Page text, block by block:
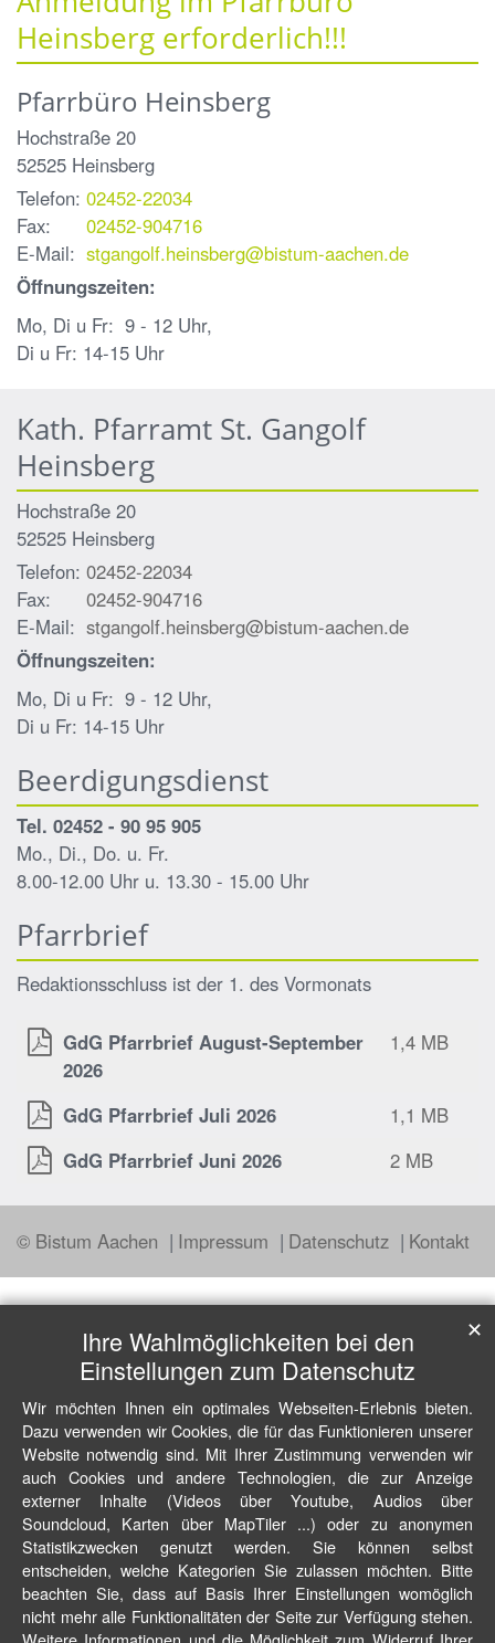
Heinsberg erforderlich!!!
Pfarrbüro Heinsberg
Hochstraße 20
52525 Heinsberg
Telefon: 02452-22034
Fax:
02452-904716
E-Mail: stgangolf.heinsberg@bistum-aachen.de
Öffnungszeiten:
Mo, Di u Fr: 9 - 12 Uhr,
Di u Fr: 14-15 Uhr
Kath. Pfarramt St. Gangolf
Heinsberg
Hochstraße 20
52525 Heinsberg
Telefon: 02452-22034
Fax:
02452-904716
E-Mail: stgangolf.heinsberg@bistum-aachen.de
Öffnungszeiten:
Mo, Di u Fr: 9 - 12 Uhr,
Di u Fr: 14-15 Uhr
Beerdigungsdienst
Tel. 02452 - 90 95 905
Mo., Di., Do. u. Fr.
8.00-12.00 Uhr u. 13.30 - 15.00 Uhr
Pfarrbrief
Redaktionsschluss ist der 1. des Vormonats
GdG Pfarrbrief August-September
2026
1,4 MB
GdG Pfarrbrief Juli 2026
1,1 MB
GdG Pfarrbrief Juni 2026
2 MB
© Bistum Aachen Impressum Datenschutz Kontakt
Ihre Wahlmöglichkeiten bei den
Einstellungen zum Datenschutz
Wir möchten Ihnen ein optimales Webseiten-Erlebnis bieten.
Dazu verwenden wir Cookies, die für das Funktionieren unserer
Website notwendig sind. Mit Ihrer Zustimmung verwenden wir
auch Cookies und andere Technologien, die zur Anzeige
externer Inhalte (Videos über Youtube, Audios über
Soundcloud, Karten über MapTiler ...) oder zu anonymen
Statistikzwecken genutzt werden. Sie können selbst
entscheiden, welche Kategorien Sie zulassen möchten. Bitte
beachten Sie, dass auf Basis Ihrer Einstellungen womöglich
nicht mehr alle Funktionalitäten der Seite zur Verfügung stehen.
✕